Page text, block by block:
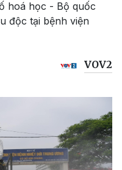
hoá học - Bộ quốc
độc tại bệnh viện
VOV2